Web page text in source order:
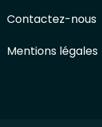
Contactez-nous
Mentions légales